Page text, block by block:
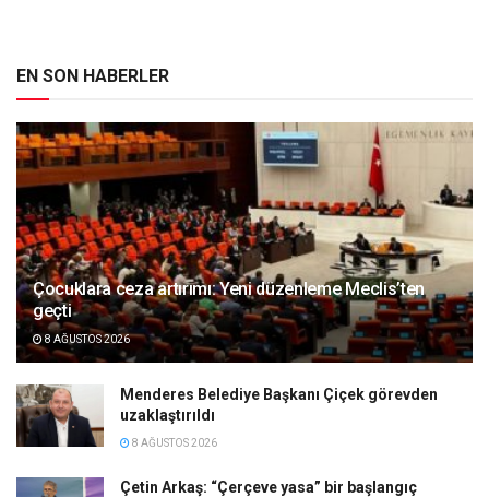
EN SON HABERLER
Çocuklara ceza artırımı: Yeni düzenleme Meclis’ten
geçti
8 AĞUSTOS 2026
Menderes Belediye Başkanı Çiçek görevden
uzaklaştırıldı
8 AĞUSTOS 2026
Çetin Arkaş: “Çerçeve yasa” bir başlangıç